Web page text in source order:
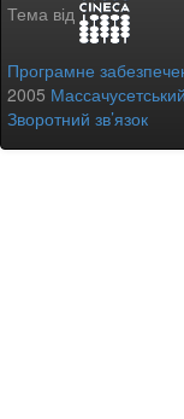
Тема від
Програмне
2005
Зворотний зв’язок